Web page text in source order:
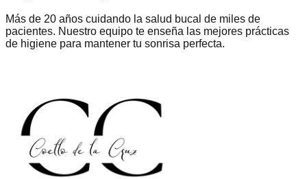
Más de 20 años cuidando la salud bucal de miles de
pacientes. Nuestro equipo te enseña las mejores prácticas
de higiene para mantener tu sonrisa perfecta.